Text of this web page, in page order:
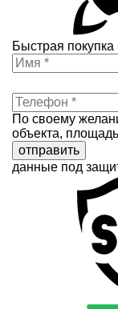
Быстрая покупка
По своему
объекта,
отправить
данные под